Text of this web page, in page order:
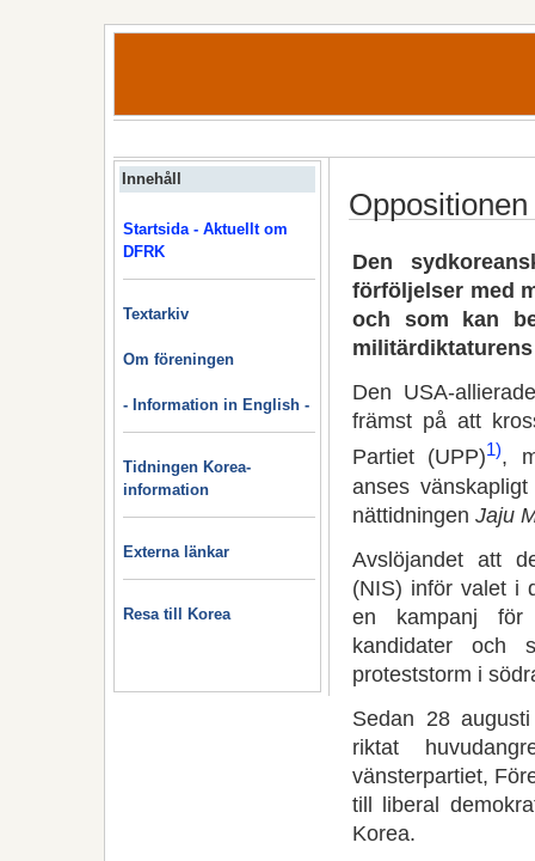
Innehåll
Startsida - Aktuellt om
DFRK
Textarkiv
Om föreningen
- Information in English -
Tidningen Korea-
information
Externa länkar
Resa till Korea
Den
förföljelser med
och som kan
Den USA-
främst på att
Partiet (UPP)1),
anses
nättidningen Jaju
Avslöjandet att
(NIS) inför valet i
en kampanj för
kandidater och
proteststorm i
Sedan 28
riktat
vänsterpartiet,
till liberal
Korea.